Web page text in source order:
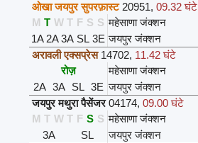
ओखा जयपुर सुपरफ़ास्ट 20951,09.32 घंटे
M T W T F S S महेसाणा जंक्शन
1A 2A 3A SL 3E जयपुर जंक्शन
अरावली एक्सप्रेस 14702, 11.42 घंटे
रोज़
महेसाणा जंक्शन
2A 3A SL 3E जयपुर जंक्शन
जयपुर मथुरा पैसेंजर 04174,09.00 घंटे
M T W T F S S महेसाणा जंक्शन
3A
SL जयपुर जंक्शन